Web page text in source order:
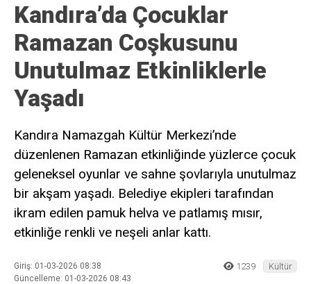
Kandıra’da Çocuklar
Ramazan Coşkusunu
Unutulmaz Etkinliklerle
Yaşadı
Kandıra Namazgah Kültür Merkezi’nde
düzenlenen Ramazan etkinliğinde yüzlerce çocuk
geleneksel oyunlar ve sahne şovlarıyla unutulmaz
bir akşam yaşadı. Belediye ekipleri tarafından
ikram edilen pamuk helva ve patlamış mısır,
etkinliğe renkli ve neşeli anlar kattı.
Giriş: 01-03-2026 08:38
Güncelleme: 01-03-2026 08:43
1239 Kültür